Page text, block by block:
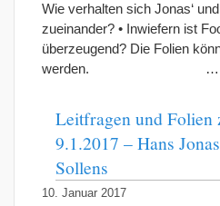
Wie verhalten sich Jonas‘
zueinander? • Inwiefern ist
überzeugend? Die Folien
werden. …
Leitfragen und Folien
9.1.2017 – Hans
Sollens
10. Januar 2017